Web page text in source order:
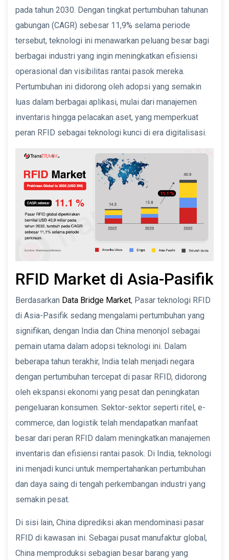
pada tahun 2030. Dengan tingkat pertumbuhan tahunan
gabungan (CAGR) sebesar 11,9% selama periode
tersebut, teknologi ini menawarkan peluang besar bagi
berbagai industri yang ingin meningkatkan efisiensi
operasional dan visibilitas rantai pasok mereka.
Pertumbuhan ini didorong oleh adopsi yang semakin
luas dalam berbagai aplikasi, mulai dari manajemen
inventaris hingga pelacakan aset, yang memperkuat
peran RFID sebagai teknologi kunci di era digitalisasi.
RFID Market di Asia-Pasifik
Berdasarkan Data Bridge Market, Pasar teknologi RFID
di Asia-Pasifik sedang mengalami pertumbuhan yang
signifikan, dengan India dan China menonjol sebagai
pemain utama dalam adopsi teknologi ini. Dalam
beberapa tahun terakhir, India telah menjadi negara
dengan pertumbuhan tercepat di pasar RFID, didorong
oleh ekspansi ekonomi yang pesat dan peningkatan
pengeluaran konsumen. Sektor-sektor seperti ritel, e-
commerce, dan logistik telah mendapatkan manfaat
besar dari peran RFID dalam meningkatkan manajemen
inventaris dan efisiensi rantai pasok. Di India, teknologi
ini menjadi kunci untuk mempertahankan pertumbuhan
dan daya saing di tengah perkembangan industri yang
semakin pesat.
Di sisi lain, China diprediksi akan mendominasi pasar
RFID di kawasan ini. Sebagai pusat manufaktur global,
China memproduksi sebagian besar barang yang